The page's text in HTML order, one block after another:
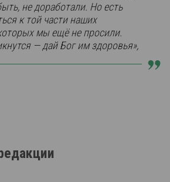
не доработали. Но есть
к той части наших
мы ещё не просили.
— дай Бог им здоровья»,